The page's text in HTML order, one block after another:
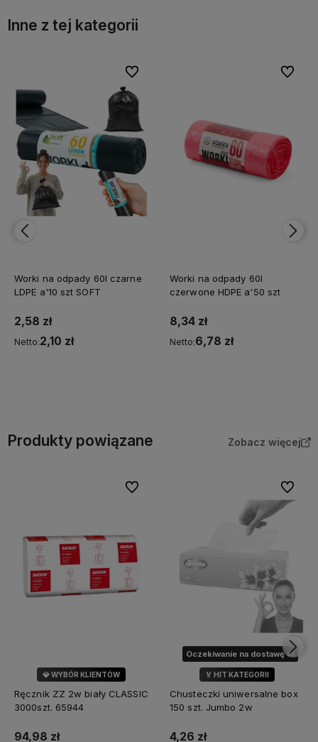
Inne z tej kategorii
Worki na odpady 60l czarne
LDPE a'10 szt SOFT
2,58 zł
Netto:2,10 zł
Do ulubionych
Do ulubionych
Worki na odpady 60l
czerwone HDPE a'50 szt
8,34 zł
Netto:6,78 zł
Do
Do
Produkty powiązane Zobacz więcej
💎 WYBÓR KLIENTÓW
Ręcznik ZZ 2w biały CLASSIC
3000szt. 65944
94,98 zł
Do ulubionych
Oczekiwanie na dostawę 🚚
🏅 HIT KATEGORII
Chusteczki uniwersalne box
150 szt. Jumbo 2w
4,26 zł
Do